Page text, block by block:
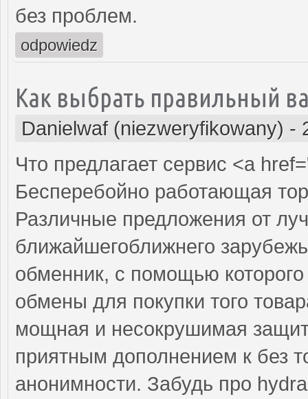
без проблем.
odpowiedz
Как выбрать правильный
Danielwaf (niezweryfikowany) -
Что предлагает сервис <a
Бесперебойно работающая
Различные предложения от
ближайшегоближнего
обменник, с помощью
обмены для покупки того
мощная и несокрушимая
приятным дополнением к без
анонимности. Забудь про